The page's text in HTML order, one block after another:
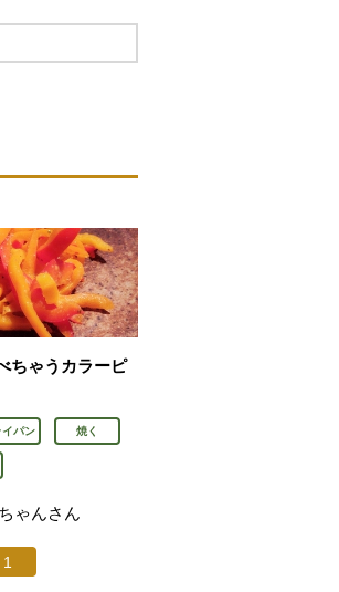
ちゃうカラーピ
イパン 焼く
ゃんさん
登録：
コメント：
1